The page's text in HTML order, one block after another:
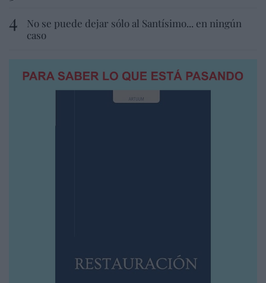
No se puede dejar sólo al Santísimo... en ningún
caso